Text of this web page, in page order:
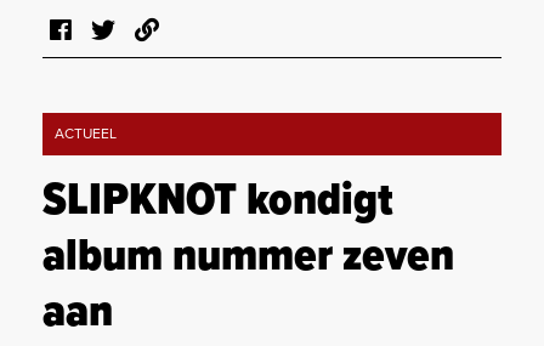
ACTUEEL
SLIPKNOT kondigt
album nummer zeven
aan